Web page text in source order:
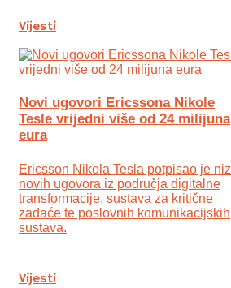
Vijesti
Novi ugovori Ericssona Nikole
Tesle vrijedni više od 24 milijuna
eura
Ericsson Nikola Tesla potpisao je niz
novih ugovora iz područja digitalne
transformacije, sustava za kritične
zadaće te poslovnih komunikacijskih
sustava.
Vijesti